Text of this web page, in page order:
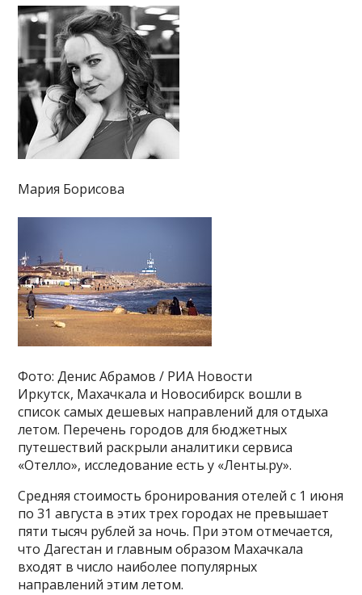
Мария Борисова
Фото: Денис Абрамов / РИА Новости
Иркутск, Махачкала и Новосибирск вошли в
список самых дешевых направлений для отдыха
летом. Перечень городов для бюджетных
путешествий раскрыли аналитики сервиса
«Отелло», исследование есть у «Ленты.ру».
Средняя стоимость бронирования отелей с 1 июня
по 31 августа в этих трех городах не превышает
пяти тысяч рублей за ночь. При этом отмечается,
что Дагестан и главным образом Махачкала
входят в число наиболее популярных
направлений этим летом.